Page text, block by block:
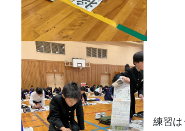
練習は